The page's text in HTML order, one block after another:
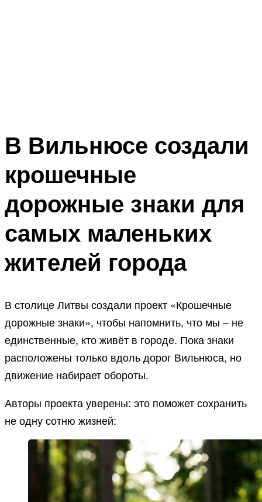
В Вильнюсе создали
крошечные
дорожные знаки для
самых маленьких
жителей города
В столице Литвы создали проект «Крошечные
дорожные знаки», чтобы напомнить, что мы – не
единственные, кто живёт в городе. Пока знаки
расположены только вдоль дорог Вильнюса, но
движение набирает обороты.
Авторы проекта уверены: это поможет сохранить
не одну сотню жизней: